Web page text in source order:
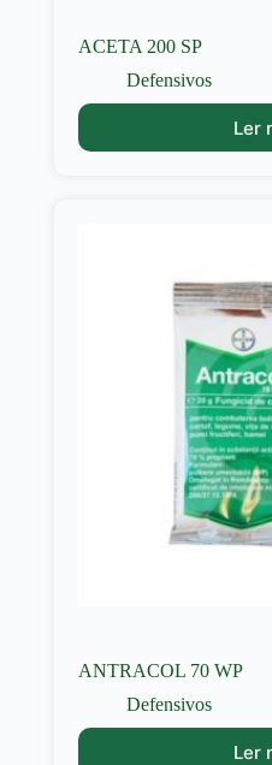
ACETA 200 SP
Defensivos
Ler
ANTRACOL 70 WP
Defensivos
Ler